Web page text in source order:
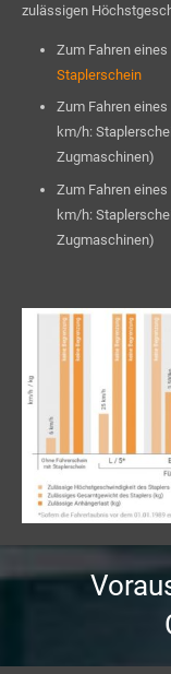
zulässigen
Zum Fahren
Staplerschein
Zum Fahren
km/h:
Zugmaschinen)
Zum Fahren
km/h:
Zugmaschinen)